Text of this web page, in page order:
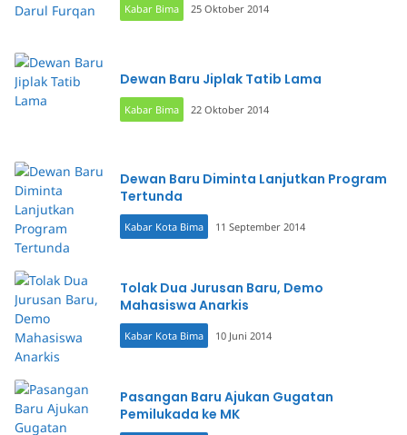
Kabar Bima 25 Oktober 2014
Dewan Baru Jiplak Tatib Lama
Kabar Bima 22 Oktober 2014
Dewan Baru Diminta Lanjutkan Program
Tertunda
Kabar Kota Bima 11 September 2014
Tolak Dua Jurusan Baru, Demo
Mahasiswa Anarkis
Kabar Kota Bima 10 Juni 2014
Pasangan Baru Ajukan Gugatan
Pemilukada ke MK